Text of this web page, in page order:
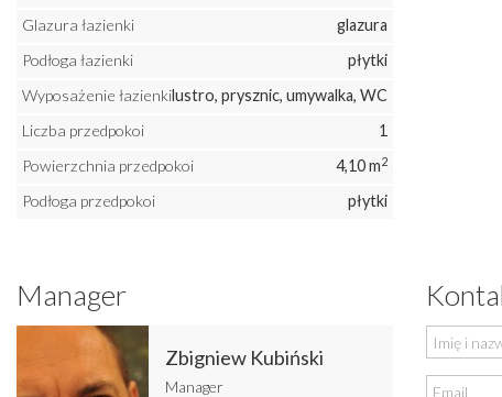
Glazura łazienki
glazura
Podłoga łazienki
płytki
Wyposażenie łazienkilustro, prysznic, umywalka, WC
Liczba przedpokoi
1
Powierzchnia przedpokoi
4,10 m2
Podłoga przedpokoi płytki
Manager
Zbigniew Kubiński
Manager